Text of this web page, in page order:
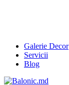
Galerie Decor
Servicii
Blog